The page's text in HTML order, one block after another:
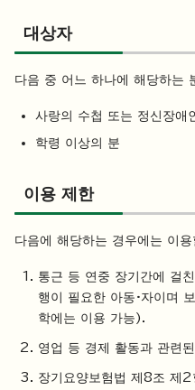
대상자
다음 중 어느 하나에 해당하는
사랑의 수첩 또는 정신장애
학령 이상의 분
이용 제한
다음에 해당하는 경우에는 이
통근 등 연중 장기간에 걸
행이 필요한 아동·자이며
학에는 이용 가능).
영업 등 경제 활동과 관련
장기요양보험법 제8조 제2